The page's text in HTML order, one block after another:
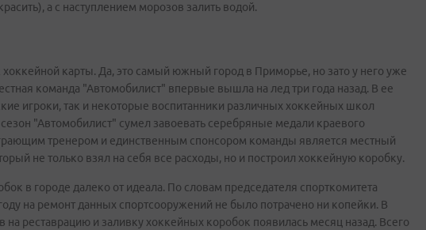
а с наступлением морозов залить водой.
карты. Да, это самый южный город в Приморье, но зато у него уже
команда "Автомобилист" впервые вышла на лед три года назад. В ее
игроки, так и некоторые воспитанники различных хоккейных школ
"Автомобилист" сумел завоевать серебряные медали краевого
тренером и единственным спонсором команды является местный
не только взял на себя все расходы, но и построил хоккейную коробку.
в городе далеко от идеала. По словам председателя спорткомитета
на ремонт данных спортсооружений не было потрачено ни копейки. В
на реставрацию и заливку хоккейных коробок появилась месяц назад. Всего